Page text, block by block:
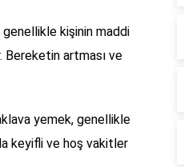
kişinin maddi
Bereketin artması ve
yemek, genellikle
keyifli ve hoş vakitler